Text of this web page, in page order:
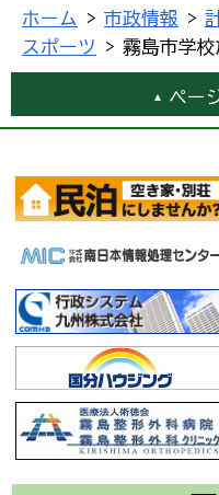
ホーム > 市政情報 >
スポーツ
> 霧島市学
ペー